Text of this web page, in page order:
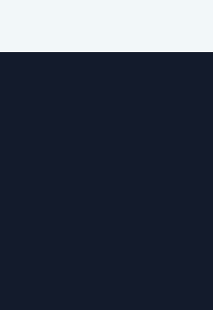
10mg「日
「ニプ